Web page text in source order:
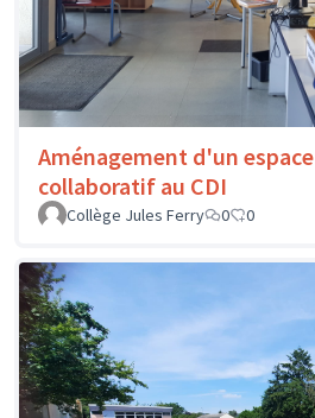
Aménagement d'un espace
collaboratif au CDI
Collège Jules Ferry
0 0